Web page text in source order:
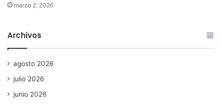
marzo 2, 2026
Archivos
agosto 2026
julio 2026
junio 2026